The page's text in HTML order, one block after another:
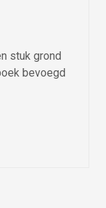
stuk grond
bevoegd